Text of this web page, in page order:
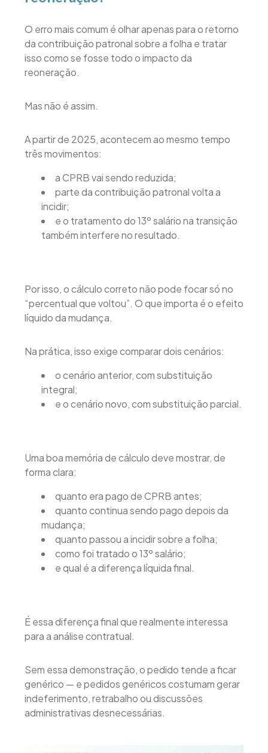
O erro mais comum é olhar apenas para o retorno
da contribuição patronal sobre a folha e tratar
isso como se fosse todo o impacto da
reoneração.
Mas não é assim.
A partir de 2025, acontecem ao mesmo tempo
três movimentos:
a CPRB vai sendo reduzida;
parte da contribuição patronal volta a
incidir;
e o tratamento do 13º salário na transição
também interfere no resultado.
Por isso, o cálculo correto não pode focar só no
“percentual que voltou”. O que importa é o efeito
líquido da mudança.
Na prática, isso exige comparar dois cenários:
o cenário anterior, com substituição
integral;
e o cenário novo, com substituição parcial.
Uma boa memória de cálculo deve mostrar, de
forma clara:
quanto era pago de CPRB antes;
quanto continua sendo pago depois da
mudança;
quanto passou a incidir sobre a folha;
como foi tratado o 13º salário;
e qual é a diferença líquida final.
É essa diferença final que realmente interessa
para a análise contratual.
Sem essa demonstração, o pedido tende a ficar
genérico — e pedidos genéricos costumam gerar
indeferimento, retrabalho ou discussões
administrativas desnecessárias.